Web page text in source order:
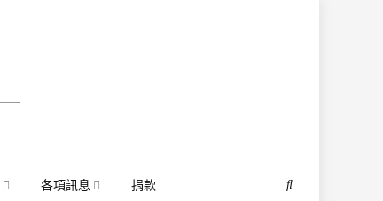
各項訊息 捐款